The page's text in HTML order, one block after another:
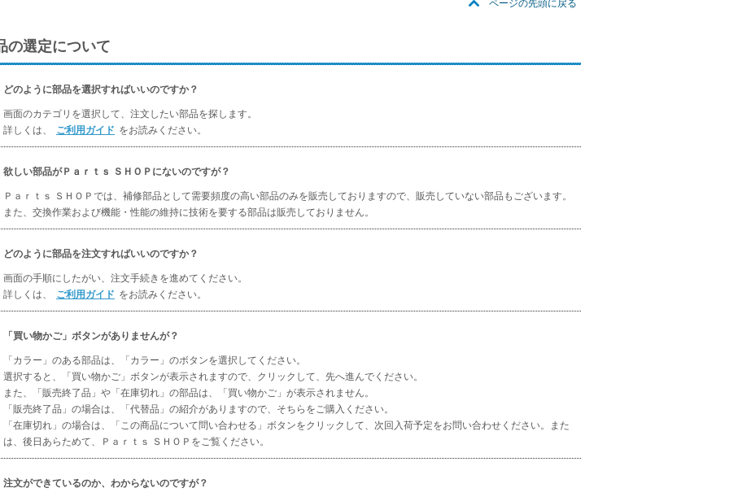
ページの先頭に戻る
の選定について
どのように部品を選択すればいいのですか？
画面のカテゴリを選択して、注文したい部品を探します。
詳しくは、
ご利用ガイド をお読みください。
欲しい部品がＰａｒｔｓ ＳＨＯＰにないのですが？
Ｐａｒｔｓ ＳＨＯＰでは、補修部品として需要頻度の高い部品のみを販売しておりますので、販売していない部品もございます。
また、交換作業および機能・性能の維持に技術を要する部品は販売しておりません。
どのように部品を注文すればいいのですか？
画面の手順にしたがい、注文手続きを進めてください。
詳しくは、
ご利用ガイド をお読みください。
「買い物かご」ボタンがありませんが？
「カラー」のある部品は、「カラー」のボタンを選択してください。
選択すると、「買い物かご」ボタンが表示されますので、クリックして、先へ進んでください。
また、「販売終了品」や「在庫切れ」の部品は、「買い物かご」が表示されません。
「販売終了品」の場合は、「代替品」の紹介がありますので、そちらをご購入ください。
「在庫切れ」の場合は、「この商品について問い合わせる」ボタンをクリックして、次回入荷予定をお問い合わせください。また
は、後日あらためて、Ｐａｒｔｓ ＳＨＯＰをご覧ください。
注文ができているのか、わからないのですが？